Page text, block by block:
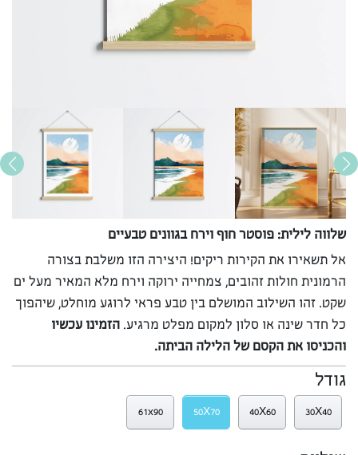
שלווה לילית: פוסטר חוף וירח בגוונים טבעיים
אל תשאירו את הקירות ריקים! היצירה הזו משלבת בצורה
הרמונית חולות זהובים, צמחייה ירוקה וירח מלא המאיר מעל ים
שקט. זהו השילוב המושלם בין טבע פראי לרוגע מוחלט, שיהפוך
כל חדר שינה או סלון למקום מפלט מרגיע. הזמינו עכשיו
והכניסו את הקסם של הלילה הביתה.
גודל
30X40
40X60
50X70
61x90